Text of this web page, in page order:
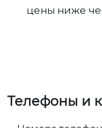
цены ниже
Телефоны и